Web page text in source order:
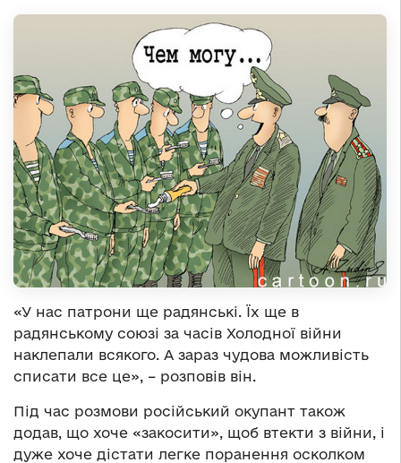
«У нас патрони ще радянські. Їх ще в
радянському союзі за часів Холодної війни
наклепали всякого. А зараз чудова можливість
списати все це», – розповів він.
Під час розмови російський окупант також
додав, що хоче «закосити», щоб втекти з війни, і
дуже хоче дістати легке поранення осколком